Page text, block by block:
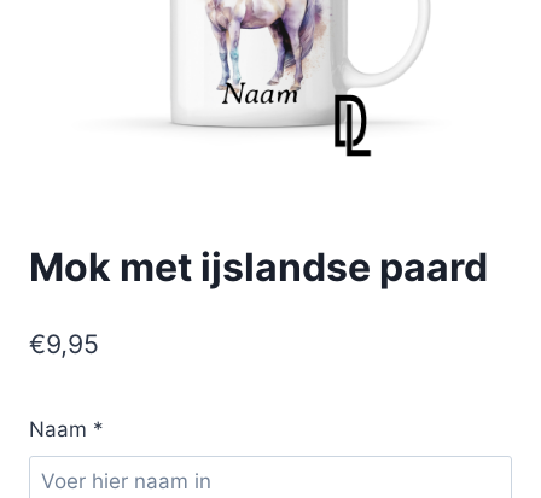
Mok met ijslandse paard
€9,95
Naam *